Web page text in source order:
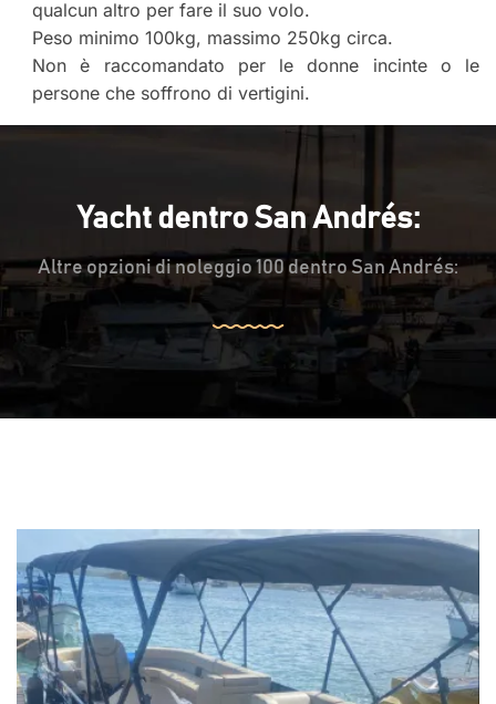
qualcun altro per fare il suo volo.
Peso minimo 100kg, massimo 250kg circa.
Non è raccomandato per le donne incinte o le
persone che soffrono di vertigini.
Yacht dentro San Andrés:
Altre opzioni di noleggio 100 dentro San Andrés: